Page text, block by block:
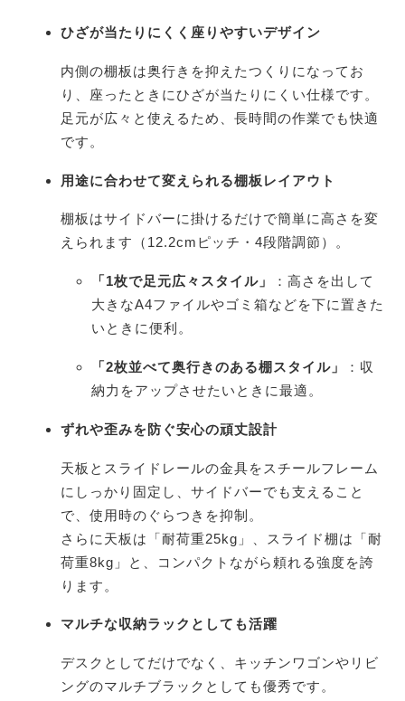
ひざが当たりにくく座りやすいデザイン
内側の棚板は奥行きを抑えたつくりになってお
り、座ったときにひざが当たりにくい仕様です。
足元が広々と使えるため、長時間の作業でも快適
です。
用途に合わせて変えられる棚板レイアウト
棚板はサイドバーに掛けるだけで簡単に高さを変
えられます（12.2cmピッチ・4段階調節）。
「1枚で足元広々スタイル」
：高さを出して
大きなA4ファイルやゴミ箱などを下に置きた
いときに便利。
「2枚並べて奥行きのある棚スタイル」
：収
納力をアップさせたいときに最適。
ずれや歪みを防ぐ安心の頑丈設計
天板とスライドレールの金具をスチールフレーム
にしっかり固定し、サイドバーでも支えること
で、使用時のぐらつきを抑制。
さらに天板は「耐荷重25kg」、スライド棚は「耐
荷重8kg」と、コンパクトながら頼れる強度を誇
ります。
マルチな収納ラックとしても活躍
デスクとしてだけでなく、キッチンワゴンやリビ
ングのマルチブラックとしても優秀です。